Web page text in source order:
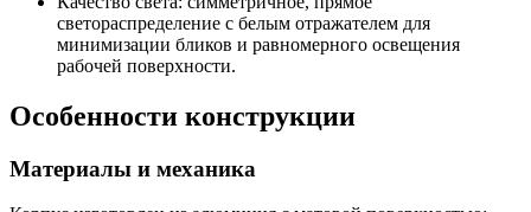
светораспределение с белым отражателем для
минимизации бликов и равномерного освещения
рабочей поверхности.
Особенности конструкции
Материалы и механика